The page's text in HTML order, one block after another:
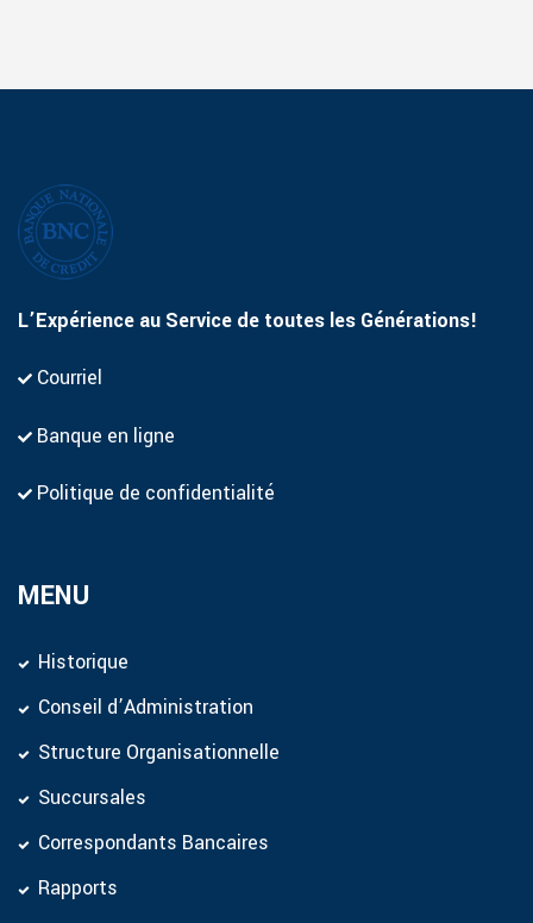
L’Expérience au Service de toutes les Générations!
Courriel
Banque en ligne
Politique de confidentialité
MENU
Historique
Conseil d’Administration
Structure Organisationnelle
Succursales
Correspondants Bancaires
Rapports